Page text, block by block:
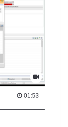
01:53